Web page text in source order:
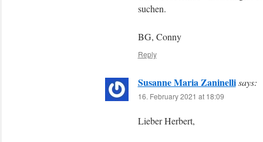
suchen.
BG, Conny
Reply
Susanne Maria Zaninelli says:
16. February 2021 at 18:09
Lieber Herbert,